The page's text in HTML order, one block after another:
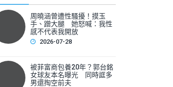
周曉涵曾遭性騷擾！摸玉
手、蹭大腿 她怒喊：我性
感不代表我開放
2026-07-28
被菲富商包養20年？郭台銘
女球友本名曝光 同時誆多
男還掏空前夫